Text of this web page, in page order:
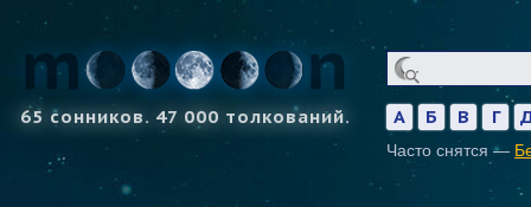
65 сонников. 47 000 толкований. А Б В Г
Часто снятся —